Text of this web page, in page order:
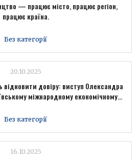
— працює місто, працює регіон,
працює країна.
Без категорії
20.10.2025
відновити довіру: виступ Олександра
міжнародному економічному
Без категорії
16.10.2025